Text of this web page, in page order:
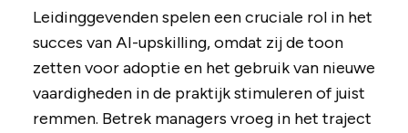
Leidinggevenden spelen een cruciale rol in het
succes van AI-upskilling, omdat zij de toon
zetten voor adoptie en het gebruik van nieuwe
vaardigheden in de praktijk stimuleren of juist
remmen. Betrek managers vroeg in het traject